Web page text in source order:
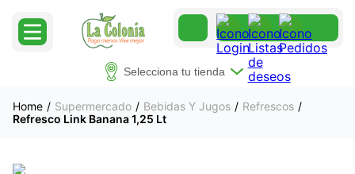
Selecciona tu tienda
Supermercado Bebidas Y Jugos
Refrescos
Refresco Link Banana 1,25 Lt